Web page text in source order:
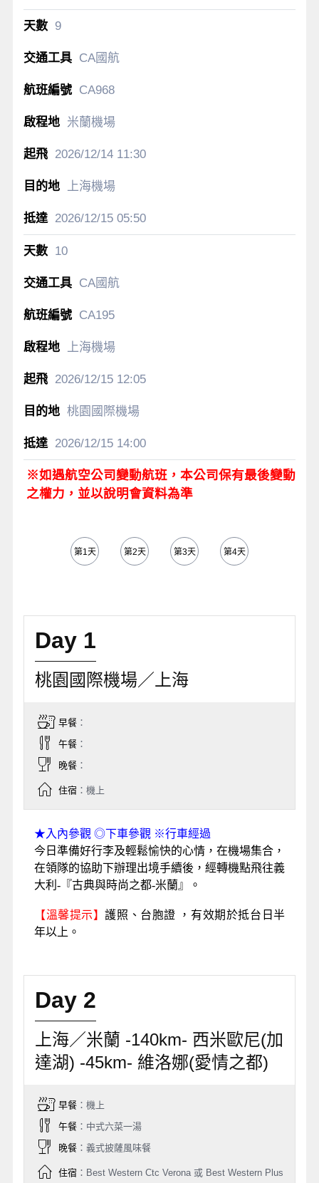
9
CA國航
CA968
米蘭機場
2026/12/1411:30
上海機場
2026/12/1505:50
10
CA國航
CA195
上海機場
2026/12/1512:05
桃園國際機場
2026/12/1514:00
※如遇航空公司變動航班，本公司保有最後變動
之權力，並以說明會資料為準
第1天 第2天 第3天 第4天
Day 1
桃園國際機場／上海
早餐：
午餐：
晚餐：
住宿：機上
★ 入內參觀 ◎下車參觀 ※行車經過
今日準備好行李及輕鬆愉快的心情，在機場集合，
在領隊的協助下辦理出境手續後，經轉機點飛往義
大利-『古典與時尚之都-米蘭』。
【溫馨提示】護照、台胞證 ，有效期於抵台日半
年以上。
Day 2
上海／米蘭 -140km- 西米歐尼(加
達湖) -45km- 維洛娜(愛情之都)
早餐：機上
午餐：中式六菜一湯
晚餐：義式披薩風味餐
住宿：Best Western Ctc Verona 或 Best Western Plus